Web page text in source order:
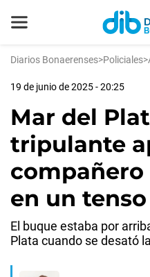
Diarios Bonaerenses>Policiales>
19 de junio de 2025 - 20:25
Mar del
tripulante
en un
El buque estaba por
Plata cuando se desató